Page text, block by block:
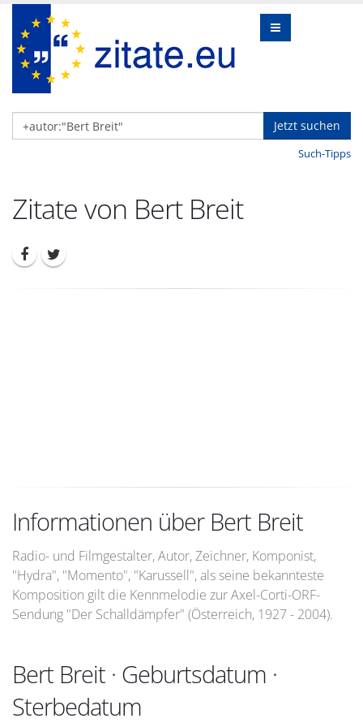
Jetzt suchen
Such-Tipps
Zitate von Bert Breit
Informationen über Bert Breit
Radio- und Filmgestalter, Autor, Zeichner, Komponist,
"Hydra", "Momento", "Karussell", als seine bekannteste
Komposition gilt die Kennmelodie zur Axel-Corti-ORF-
Sendung "Der Schalldämpfer" (Österreich, 1927 - 2004).
Bert Breit · Geburtsdatum ·
Sterbedatum